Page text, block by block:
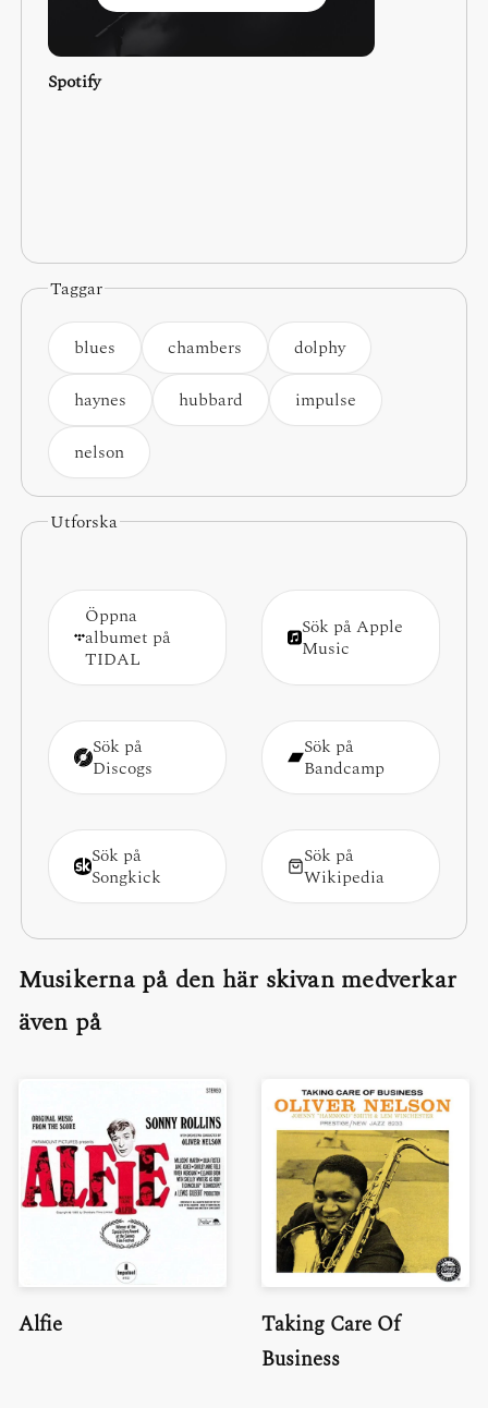
Spotify
Taggar
blues chambers
dolphy
haynes
hubbard
impulse
nelson
Utforska
Öppna
albumet på
TIDAL
Sök på Apple
Music
Sök på
Discogs
Sök på
Bandcamp
Sök på
Songkick
Sök på
Wikipedia
Musikerna på den här skivan medverkar
även på
Alfie
Taking Care Of
Business